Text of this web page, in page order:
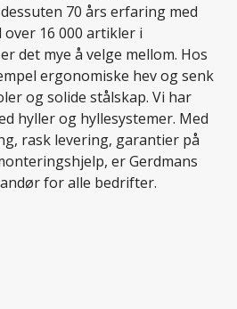
70 års erfaring med
16 000 artikler i
det mye å velge mellom. Hos
ergonomiske hev og senk
og solide stålskap. Vi har
hyller og hyllesystemer. Med
rask levering, garantier på
er Gerdmans
for alle bedrifter.